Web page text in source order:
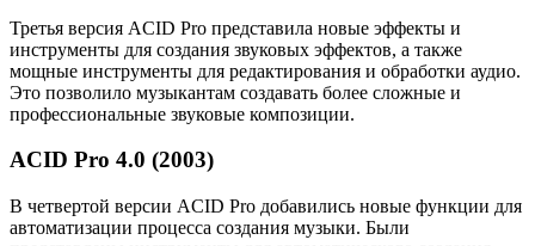
Третья версия ACID Pro представила новые эффекты и
инструменты для создания звуковых эффектов, а также
мощные инструменты для редактирования и обработки аудио.
Это позволило музыкантам создавать более сложные и
профессиональные звуковые композиции.
ACID Pro 4.0 (2003)
В четвертой версии ACID Pro добавились новые функции для
автоматизации процесса создания музыки. Были